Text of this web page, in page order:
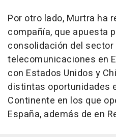
Por otro lado, Murtra ha
compañía, que apuesta
consolidación del sector
telecomunicaciones en
con Estados Unidos y
distintas oportunidades
Continente en los que
España, además de en